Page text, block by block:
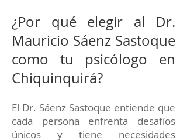
¿Por qué elegir al Dr.
Mauricio Sáenz Sastoque
como tu psicólogo en
Chiquinquirá?
El Dr. Sáenz Sastoque entiende que
cada persona enfrenta desafíos
únicos y tiene necesidades